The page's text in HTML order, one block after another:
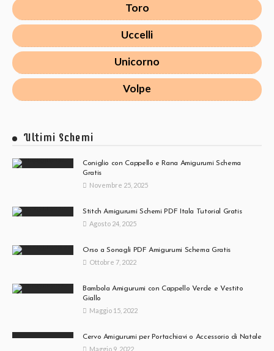
Toro
Uccelli
Unicorno
Volpe
Ultimi Schemi
Coniglio con Cappello e Rana Amigurumi Schema
Gratis
Novembre 25, 2025
Stitch Amigurumi Schemi PDF Itala Tutorial Gratis
Agosto 24, 2025
Orso a Sonagli PDF Amigurumi Schema Gratis
Ottobre 7, 2022
Bambola Amigurumi con Cappello Verde e Vestito
Giallo
Maggio 15, 2022
Cervo Amigurumi per Portachiavi o Accessorio di Natale
Maggio 9, 2022